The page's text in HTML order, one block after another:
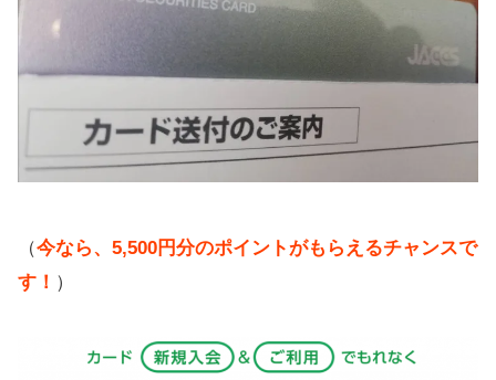
（今なら、5,500円分のポイントがもらえるチャンスで
す！ ）